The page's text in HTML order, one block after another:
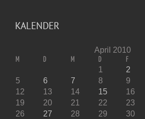
KALENDER
April 2010
M D M D F
1 2
5
6 7 8 9
12
13 14 15 16
19
20 21 22 23
26
27 28 29
30